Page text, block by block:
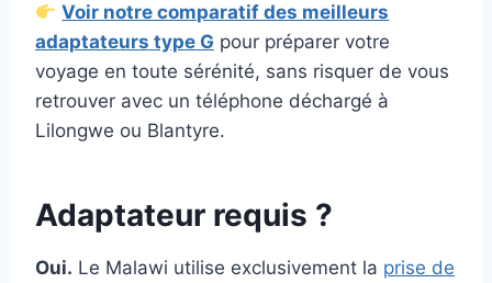
Voir notre comparatif des meilleurs
adaptateurs type G pour préparer votre
voyage en toute sérénité, sans risquer de vous
retrouver avec un téléphone déchargé à
Lilongwe ou Blantyre.
Adaptateur requis ?
Oui. Le Malawi utilise exclusivement la prise de